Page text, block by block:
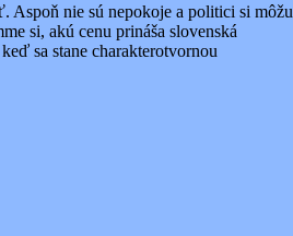
Aspoň nie sú nepokoje a politici si môžu
si, akú cenu prináša slovenská
sa stane charakterotvornou